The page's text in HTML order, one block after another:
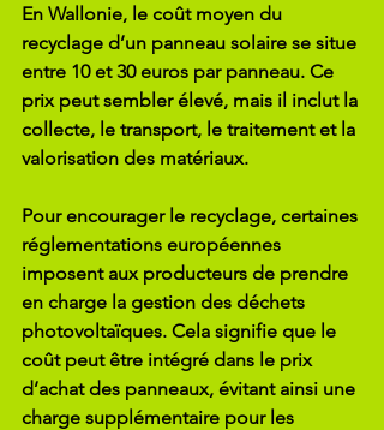
En Wallonie, le coût moyen du
recyclage d’un panneau solaire se situe
entre 10 et 30 euros par panneau. Ce
prix peut sembler élevé, mais il inclut la
collecte, le transport, le traitement et la
valorisation des matériaux.
Pour encourager le recyclage, certaines
réglementations européennes
imposent aux producteurs de prendre
en charge la gestion des déchets
photovoltaïques. Cela signifie que le
coût peut être intégré dans le prix
d’achat des panneaux, évitant ainsi une
charge supplémentaire pour les